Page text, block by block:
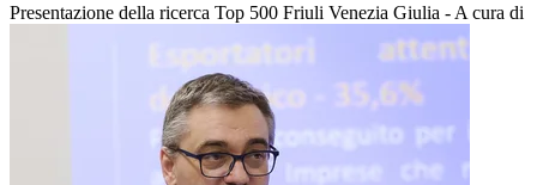
Presentazione della ricerca Top 500 Friuli Venezia Giulia - A cura di